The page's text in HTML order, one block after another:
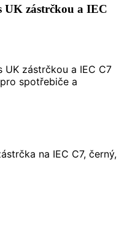
UK zástrčkou a IEC
UK zástrčkou a IEC C7
spotřebiče a
na IEC C7, černý,